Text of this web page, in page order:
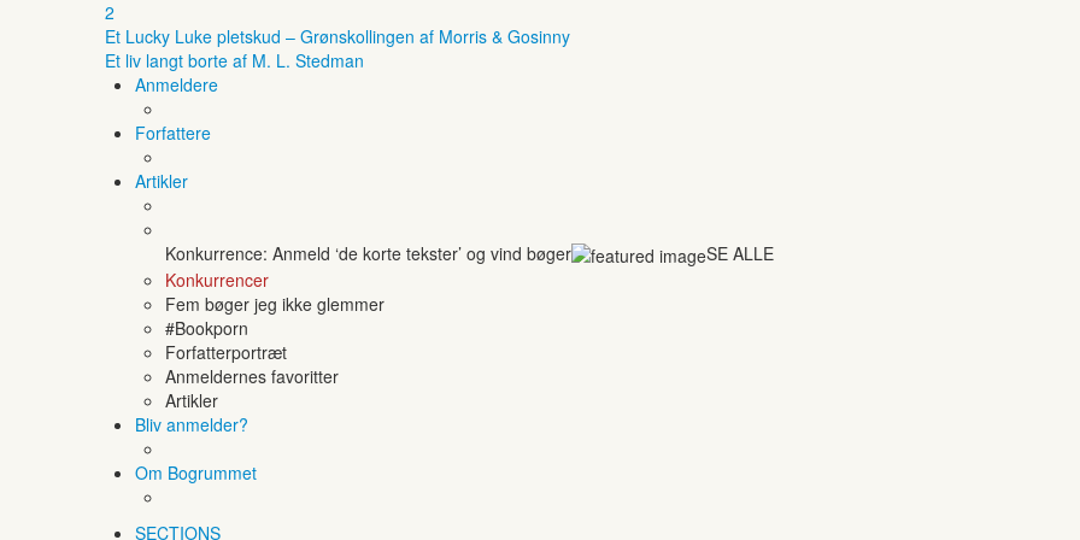
2
Et Lucky Luke pletskud – Grønskollingen af Morris & Gosinny
Et liv langt borte af M. L. Stedman
Anmeldere
Forfattere
Artikler
Konkurrence: Anmeld ‘de korte tekster’ og vind bøger
SE ALLE
Konkurrencer
Fem bøger jeg ikke glemmer
#Bookporn
Forfatterportræt
Anmeldernes favoritter
Artikler
Bliv anmelder?
Om Bogrummet
SECTIONS